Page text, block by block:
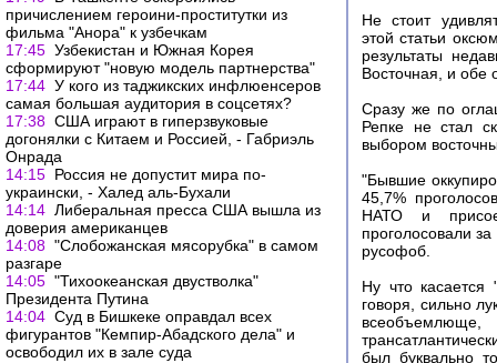
причислением героини-проститутки из
фильма "Анора" к узбечкам
17:45 Узбекистан и Южная Корея
сформируют "новую модель партнерства"
17:44 У кого из таджикских инфлюенсеров
самая большая аудитория в соцсетях?
17:38 США играют в гиперзвуковые
догонялки с Китаем и Россией, - Габриэль
Онрада
14:15 Россия не допустит мира по-
украински, - Халед аль-Бухали
14:14 Либеральная пресса США вышла из
доверия американцев
14:08 "Слобожанская мясорубка" в самом
разгаре
14:05 "Тихоокеанская двустволка"
Президента Путина
14:04 Суд в Бишкеке оправдал всех
фигурантов "Кемпир-Абадского дела" и
освободил их в зале суда
Не стоит
этой статьи
результаты
Восточная, и обе
Сразу же по
Репке не стал
выбором
"Бывшие
45,7%
НАТО и
проголосовали
русофоб.
Ну что касается
говоря, сильно
был буквально